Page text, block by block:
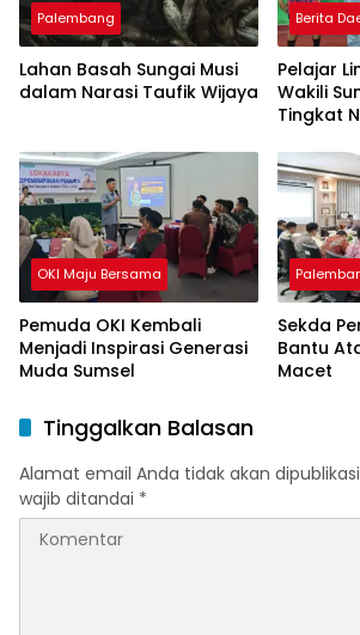
Palembang
Lahan Basah Sungai Musi
dalam Narasi Taufik Wijaya
Berita
Pelajar
Wakili
Tingkat
OKI Maju Bersama
Pemuda OKI Kembali
Menjadi Inspirasi Generasi
Muda Sumsel
Sekda
Bantu
Macet
Tinggalkan Balasan
Alamat email Anda tidak akan
wajib ditandai *